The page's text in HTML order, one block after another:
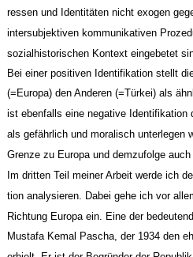
ressen und Identitäten nicht exogen
intersubjektiven kommunikativen
sozialhistorischen Kontext eingebetet
Bei einer positiven Identifikation stellt
(=Europa) den Anderen (=Türkei) als
ist ebenfalls eine negative Identifikation
als gefährlich und moralisch unterlegen
Grenze zu Europa und demzufolge
Im dritten Teil meiner Arbeit werde ich
tion analysieren. Dabei gehe ich vor
Richtung Europa ein. Eine der
Mustafa Kemal Pascha, der 1934 den